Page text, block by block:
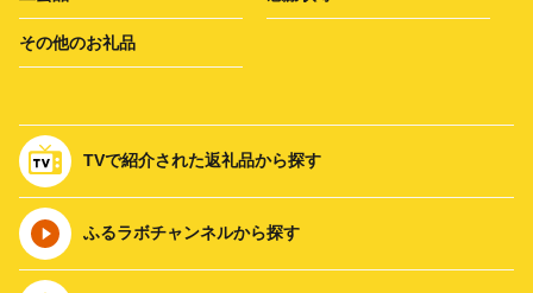
その他のお礼品
TVで紹介された返礼品から探す
ふるラボチャンネルから探す